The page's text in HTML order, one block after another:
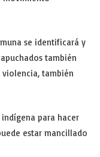
se identificará y
también
también
para hacer
estar mancillado